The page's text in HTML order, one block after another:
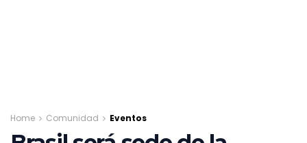
Home Comunidad Eventos